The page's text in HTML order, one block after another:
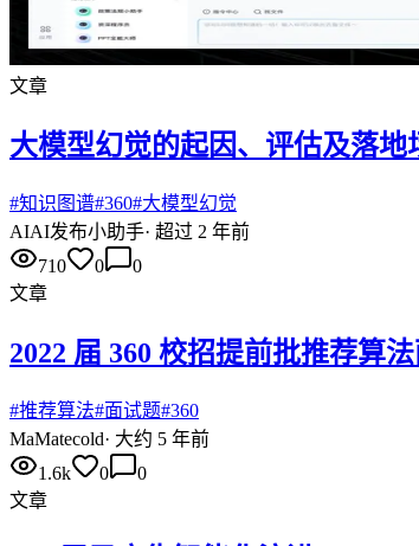
文章
大模型幻觉的起因、评估及落
#知识图谱#360#大模型幻觉
AIAI发布小助手· 超过 2 年前
710
0
0
文章
2022 届 360 校招提前批推荐算
#推荐算法#面试题#360
MaMatecold· 大约 5 年前
1.6k
0
0
文章